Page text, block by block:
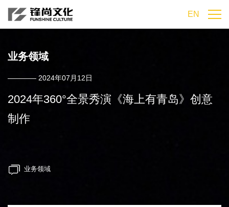
EN
业务领域
———— 2024年07月12日
2024年360°全景秀演《海上有青岛》创意
制作
业务领域